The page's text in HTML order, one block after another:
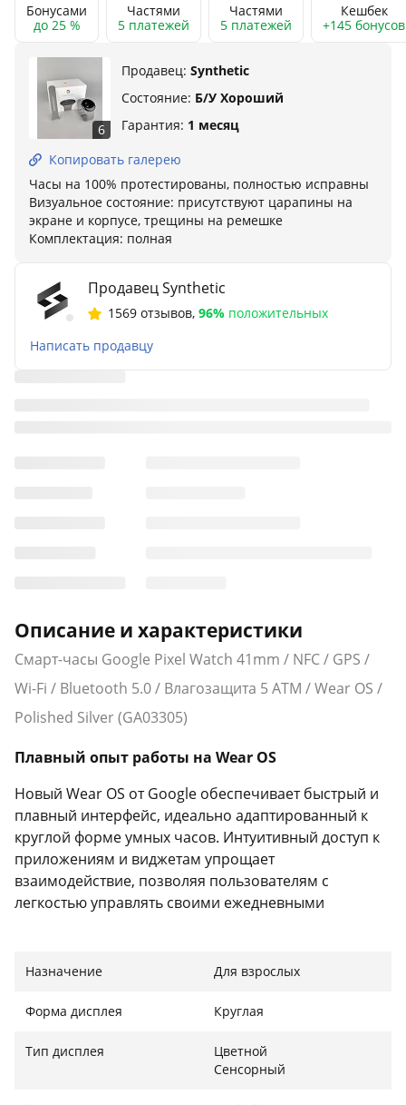
Бонусами
до 25 %
Частями
5 платежей
Частями
5 платежей
Кешбек
+145 бонусов
6
Продавец: Synthetic
Состояние: Б/У Хороший
Гарантия: 1 месяц
Копировать галерею
Часы на 100% протестированы, полностью исправны
Визуальное состояние: присутствуют царапины на
экране и корпусе, трещины на ремешке
Комплектация: полная
Продавец Synthetic
1569 отзывов, 96% положительных
Написать продавцу
Описание и характеристики
Смарт-часы Google Pixel Watch 41mm / NFC / GPS /
Wi-Fi / Bluetooth 5.0 / Влагозащита 5 ATM / Wear OS /
Polished Silver (GA03305)
Плавный опыт работы на Wear OS
Новый Wear OS от Google обеспечивает быстрый и
плавный интерфейс, идеально адаптированный к
круглой форме умных часов. Интуитивный доступ к
приложениям и виджетам упрощает
взаимодействие, позволяя пользователям с
легкостью управлять своими ежедневными
интегрированными функциями Google
Используйте пошаговые навигационные
инструкции из Карт Google для точной прокладки
Назначение Для взрослых
Форма дисплея Круглая
Тип дисплея
Цветной
Сенсорный